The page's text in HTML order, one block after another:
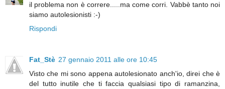
il problema non è correre.....ma come corri. Vabbè tanto noi
siamo autolesionisti :-)
Rispondi
Fat_Stè 27 gennaio 2011 alle ore 10:45
Visto che mi sono appena autolesionato anch'io, direi che è
del tutto inutile che ti faccia qualsiasi tipo di ramanzina,